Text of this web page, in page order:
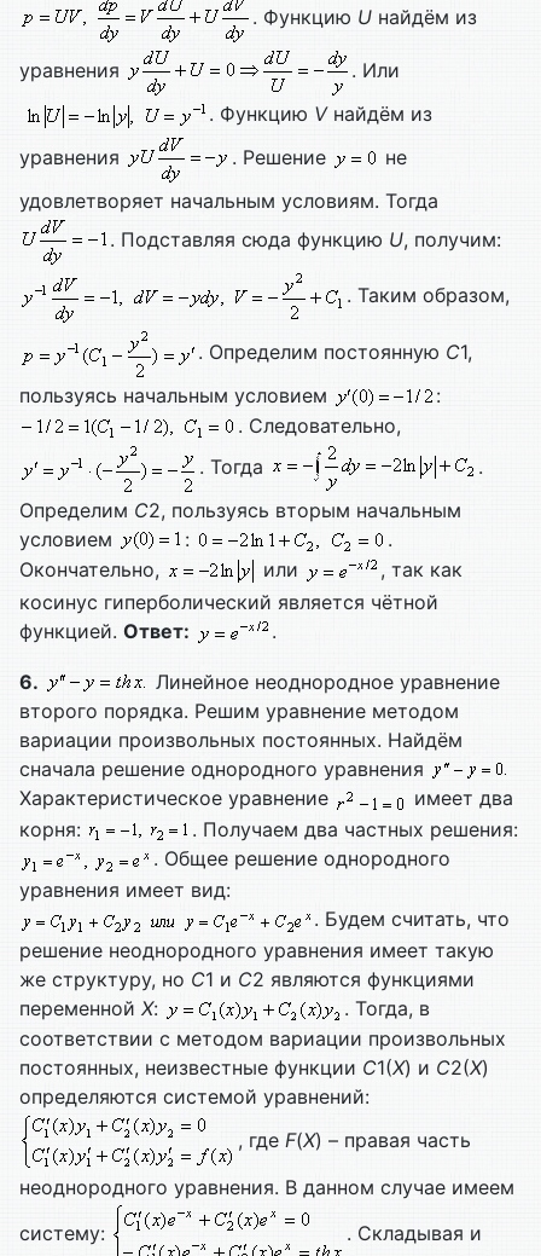
. Функцию U найдём из
уравнения
. Или
. Функцию Vнайдём из
уравнения
. Решение
не
удовлетворяет начальным условиям. Тогда
. Подставляя сюда функцию U, получим:
. Таким образом,
. Определим постоянную C1,
пользуясь начальным условием
:
. Следовательно,
. Тогда
.
Определим C2, пользуясь вторым начальным
условием
:
.
Окончательно,
или
, так как
косинус гиперболический является чётной
функцией. Ответ: .
6.
Линейное неоднородное уравнение
второго порядка. Решим уравнение методом
вариации произвольных постоянных. Найдём
сначала решение однородного уравнения
Характеристическое уравнение
имеет два
корня:
. Получаем два частных решения:
. Общее решение однородного
уравнения имеет вид:
. Будем считать, что
решение неоднородного уравнения имеет такую
же структуру, но С1 и С2 являются функциями
переменной Х:
. Тогда, в
соответствии с методом вариации произвольных
постоянных, неизвестные функции С1(Х) и С2(Х)
определяются системой уравнений:
, где F(X) – правая часть
неоднородного уравнения. В данном случае имеем
систему:
. Складывая и